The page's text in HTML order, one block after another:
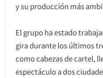
y su producción más
El grupo ha estado
gira durante los últimos
como cabezas de cartel,
espectáculo a dos